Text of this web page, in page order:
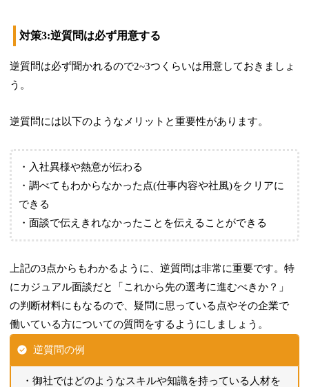
対策3:逆質問は必ず用意する
逆質問は必ず聞かれるので2~3つくらいは用意しておきましょ
う。
逆質問には以下のようなメリットと重要性があります。
・入社異様や熱意が伝わる
・調べてもわからなかった点(仕事内容や社風)をクリアに
できる
・面談で伝えきれなかったことを伝えることができる
上記の3点からもわかるように、逆質問は非常に重要です。特
にカジュアル面談だと「これから先の選考に進むべきか？」
の判断材料にもなるので、疑問に思っている点やその企業で
働いている方についての質問をするようにしましょう。
逆質問の例
・御社ではどのようなスキルや知識を持っている人材を